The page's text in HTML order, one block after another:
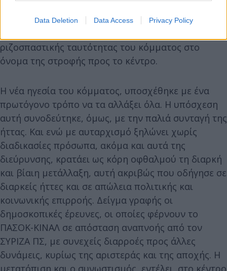
Data Deletion Data Access Privacy Policy
και τον τακτικισμό. Ήταν και είναι η διαρκής
ριζοσπαστικής ταυτότητας του κόμματος στο
όνομα της στροφής προς το κέντρο.
Η νέα ηγεσία του κόμματος, υποσχέθηκε με ένα
πρωτόγονο τρόπο να τα αλλάξει όλα. Η υπόσχεση
αυτή συνοδεύτηκε, όμως, με την παλιά συνταγή της
ήττας. Και ενώ με αυταρχισμό ξηλώνει χωρίς
διαδικασίες πρόσωπα, ακόμα και αυτά της
διεύρυνσης, κρατάει ως κόρη οφθαλμού τη διαρκή
και βίαιη μετάλλαξη, αυτή ακριβώς που οδήγησε σε
διαρκείς ήττες και σε απώλεια πολιτικής και
κοινωνικής επιρροής. Δείγμα γραφής οι
δημοσκοπικές έρευνες, οι οποίες φέρνουν το
ΠΑΣΟΚ-ΚΙΝΑΛ σε απόσταση αναπνοής από τον
ΣΥΡΙΖΑ ΠΣ, με συνεχείς διαρροές προς άλλες
δυνάμεις, κυρίως της αριστεράς και της αποχής. Η
μετατόπιση και ο συνωστισμός, εντέλει, στο κέντρο